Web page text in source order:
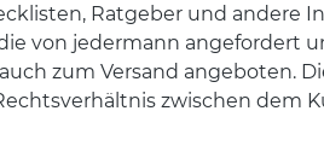
Ratgeber und andere
von jedermann angefordert
zum Versand angeboten.
zwischen dem